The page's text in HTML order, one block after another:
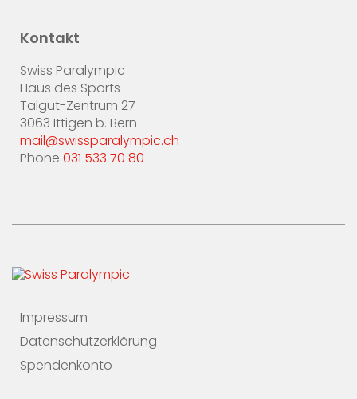
Kontakt
Swiss Paralympic
Haus des Sports
Talgut-Zentrum 27
3063 Ittigen b. Bern
mail@swissparalympic.ch
Phone 031 533 70 80
Impressum
Datenschutzerklärung
Spendenkonto